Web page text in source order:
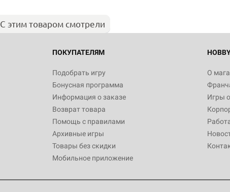
С этим товаром смотрели
ПОКУПАТЕЛЯМ
Подобрать игру
Бонусная программа
Информация о заказе
Возврат товара
Помощь с правилами
Архивные игры
Товары без скидки
Мобильное приложение
О
Игры